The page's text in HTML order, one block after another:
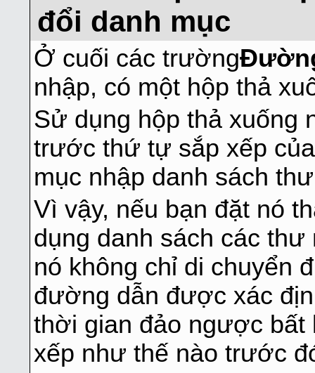
đổi danh mục
Ở cuối các trường
nhập, có một hộp thả
Sử dụng hộp thả xuống
trước thứ tự sắp xếp
mục nhập danh sách
Vì vậy, nếu bạn đặt nó
dụng danh sách các
nó không chỉ di chuyển
đường dẫn được xác
thời gian đảo ngược bất
xếp như thế nào trước